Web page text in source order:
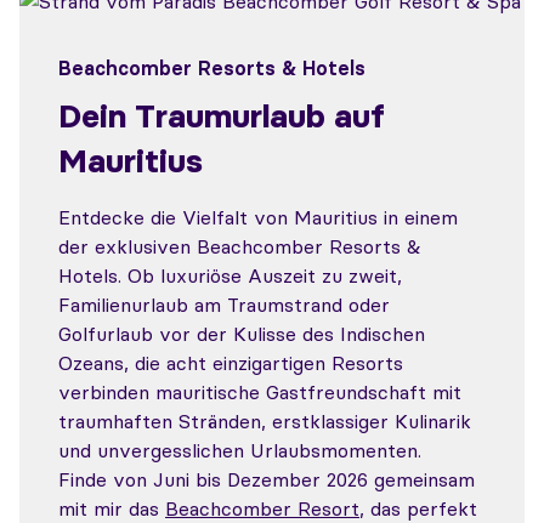
Beachcomber Resorts & Hotels
Dein Traumurlaub auf
Mauritius
Entdecke die Vielfalt von Mauritius in einem
der exklusiven Beachcomber Resorts &
Hotels. Ob luxuriöse Auszeit zu zweit,
Familienurlaub am Traumstrand oder
Golfurlaub vor der Kulisse des Indischen
Ozeans, die acht einzigartigen Resorts
verbinden mauritische Gastfreundschaft mit
traumhaften Stränden, erstklassiger Kulinarik
und unvergesslichen Urlaubsmomenten.
Finde von Juni bis Dezember 2026 gemeinsam
mit mir das Beachcomber Resort, das perfekt